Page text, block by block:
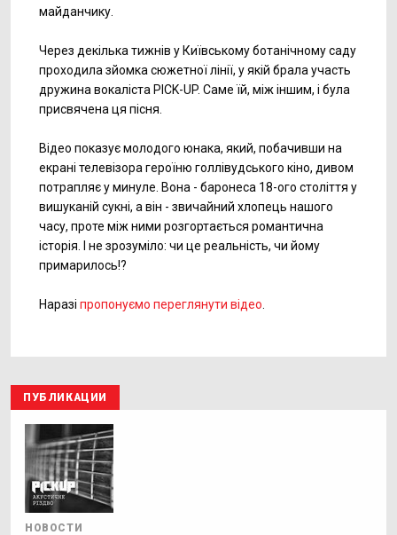
майданчику.
Через декілька тижнів у Київському ботанічному саду
проходила зйомка сюжетної лінії, у якій брала участь
дружина вокаліста PICK-UP. Саме їй, між іншим, і була
присвячена ця пісня.
Відео показує молодого юнака, який, побачивши на
екрані телевізора героїню голлівудського кіно, дивом
потрапляє у минуле. Вона - баронеса 18-ого століття у
вишуканій сукні, а він - звичайний хлопець нашого
часу, проте між ними розгортається романтична
історія. І не зрозуміло: чи це реальність, чи йому
примарилось!?
Наразі пропонуємо переглянути відео
ПУБЛИКАЦИИ
НОВОСТИ